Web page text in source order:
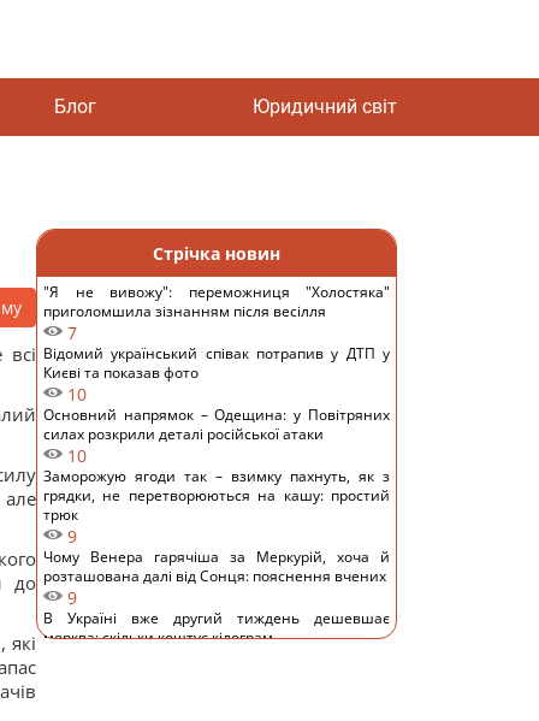
Блог Юридичний світ
але
до
які
Стрічка новин
"Я не вивожу": переможниця "Холостяка"
приголомшила зізнанням після весілля
7
Відомий український співак потрапив у ДТП у
Києві та показав фото
10
Основний напрямок – Одещина: у Повітряних
силах розкрили деталі російської атаки
10
Заморожую ягоди так – взимку пахнуть, як з
грядки, не перетворюються на кашу: простий
трюк
9
Чому Венера гарячіша за Меркурій, хоча й
розташована далі від Сонця: пояснення вчених
9
В Україні вже другий тиждень дешевшає
морква: скільки коштує кілограм